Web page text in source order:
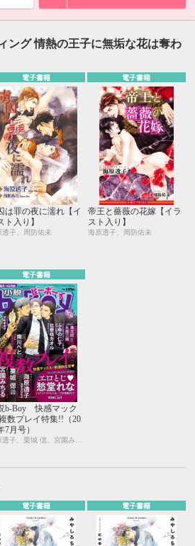
ング 情熱の王子に無垢な花は奪わ
電子書籍
は罪の夜に濡れ【イ
ト入り】
透子、周防佑未
電子書籍
帝王と薔薇の花嫁【イラ
スト入り】
海原透子、周防佑未
電子書籍
b-Boy 快感マック
数プレイ特集!!（20
7月号）
電子書籍 電子書籍